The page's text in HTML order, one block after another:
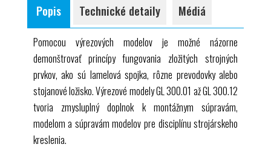
Popis Technické detaily Médiá
Pomocou výrezových modelov je možné názorne
demonštrovať princípy fungovania zložitých strojných
prvkov, ako sú lamelová spojka, rôzne prevodovky alebo
stojanové ložisko. Výrezové modelyGL 300.01 ažGL 300.12
tvoria zmysluplný doplnok k montážnym súpravám,
modelom a súpravám modelov pre disciplínu strojárskeho
kreslenia.